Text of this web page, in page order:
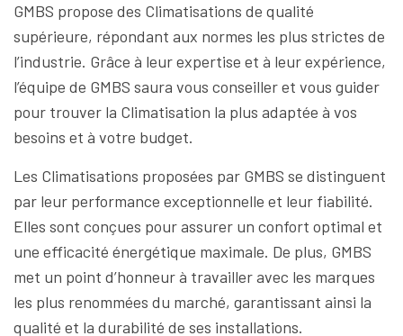
GMBS propose des Climatisations de qualité
supérieure, répondant aux normes les plus strictes de
l’industrie. Grâce à leur expertise et à leur expérience,
l’équipe de GMBS saura vous conseiller et vous guider
pour trouver la Climatisation la plus adaptée à vos
besoins et à votre budget.
Les Climatisations proposées par GMBS se distinguent
par leur performance exceptionnelle et leur fiabilité.
Elles sont conçues pour assurer un confort optimal et
une efficacité énergétique maximale. De plus, GMBS
met un point d’honneur à travailler avec les marques
les plus renommées du marché, garantissant ainsi la
qualité et la durabilité de ses installations.